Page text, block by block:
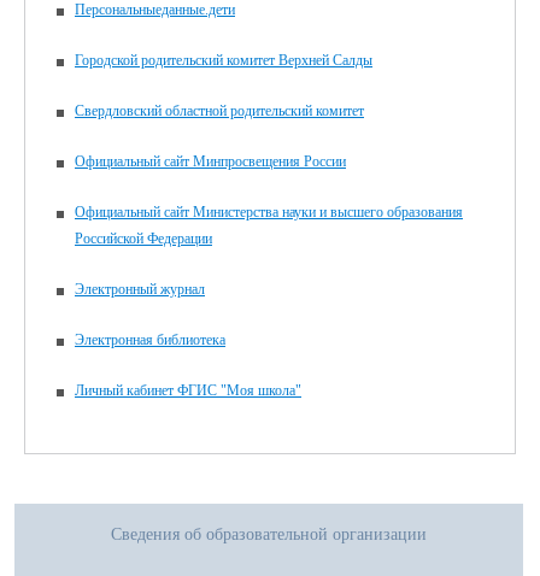
Персональныеданные.дети
Городской родительский комитет Верхней Салды
Свердловский областной родительский комитет
Официальный сайт Минпросвещения России
Официальный сайт Министерства науки и высшего образования
Российской Федерации
Электронный журнал
Электронная библиотека
Личный кабинет ФГИС "Моя школа"
Сведения об образовательной организации